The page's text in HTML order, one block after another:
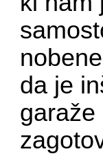
da je
garaže